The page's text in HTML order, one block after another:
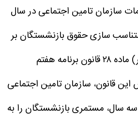
سازمان تامین اجتماعی در سال
متناسب سازی حقوق بازنشستگان بر
اساس جزء (۲) بند (ر) ماده ۲۸ قانون برنامه هفتم
قانون، سازمان تامین اجتماعی
سال، مستمری بازنشستگان را به